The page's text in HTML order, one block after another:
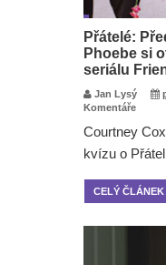
Přátelé:
Phoebe si
seriálu
Jan Lysý
Komentáře
Courtney
kvízu o
CELÝ ČLÁNEK